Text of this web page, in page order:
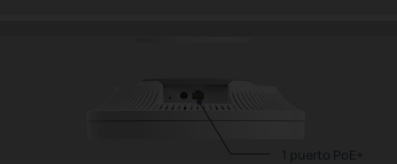
1 puerto PoE+